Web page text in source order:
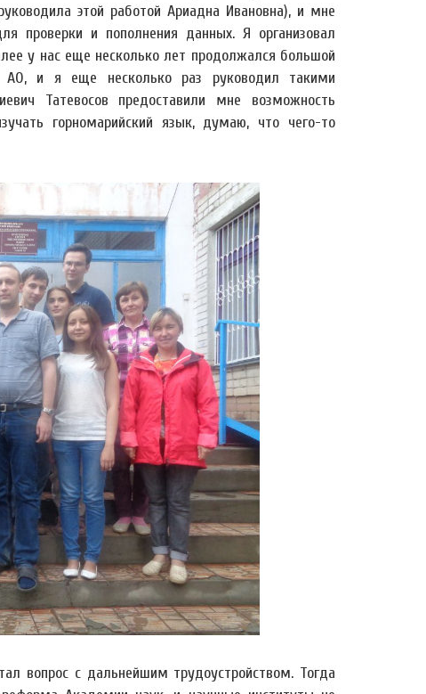
этой работой Ариадна Ивановна), и мне
проверки и пополнения данных. Я организовал
у нас еще несколько лет продолжался большой
АО, и я еще несколько раз руководил такими
Татевосов предоставили мне возможность
горномарийский язык, думаю, что чего-то
вопрос с дальнейшим трудоустройством. Тогда